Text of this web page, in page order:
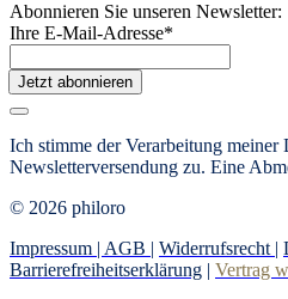
Abonnieren Sie unseren Newsletter:
Ihre E-Mail-Adresse*
Jetzt abonnieren
Ich stimme der Verarbeitung meiner
Newsletterversendung zu. Eine
© 2026 philoro
Impressum | AGB | Widerrufsrecht |
Barrierefreiheitserklärung | Vertrag